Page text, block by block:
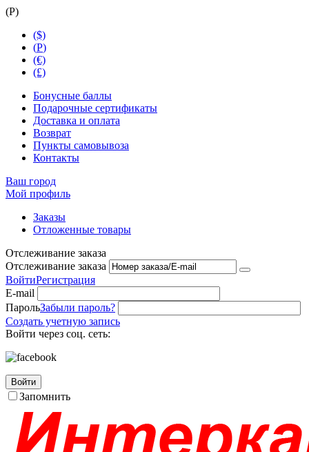
(Р)
($)
(Р)
(€)
(£)
Бонусные баллы
Подарочные сертификаты
Доставка и оплата
Возврат
Пункты самовывоза
Контакты
Ваш город
Мой профиль
Заказы
Отложенные товары
Отслеживание заказа
Отслеживание заказа
ВойтиРегистрация
E-mail
ПарольЗабыли пароль?
Создать учетную запись
Войти через соц. сеть:
Войти
Запомнить